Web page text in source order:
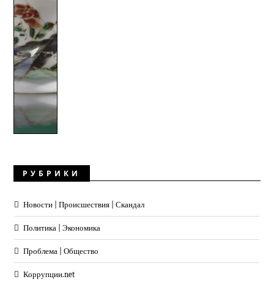
РУБРИКИ
Новости | Происшествия | Скандал
Политика | Экономика
Проблема | Общество
Коррупции.net